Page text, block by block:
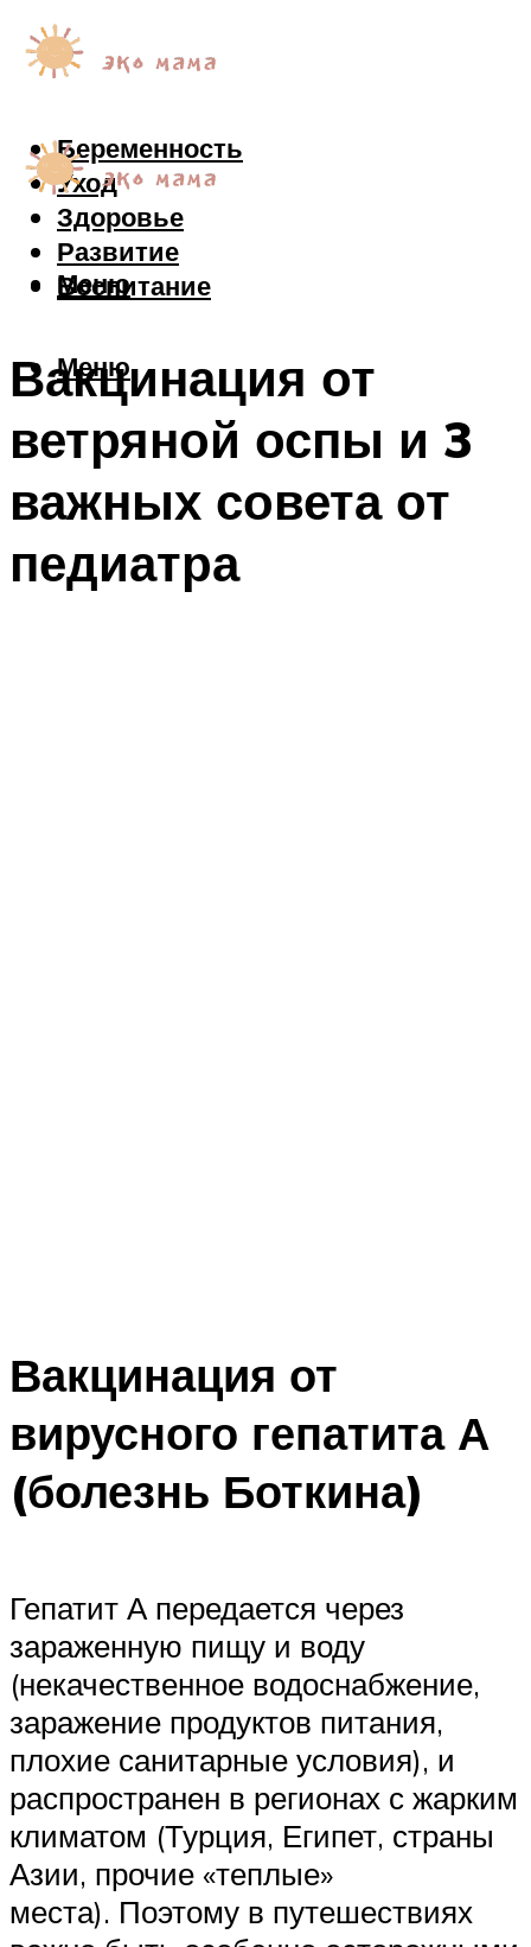
Беременность
Уход
Здоровье
Развитие
Воспитание
Меню
Меню
Вакцинация от
ветряной оспы и 3
важных совета от
педиатра
Вакцинация от
вирусного гепатита А
(болезнь Боткина)
Гепатит А передается через
зараженную пищу и воду
(некачественное водоснабжение,
заражение продуктов питания,
плохие санитарные условия), и
распространен в регионах с жарким
климатом (Турция, Египет, страны
Азии, прочие «теплые»
места). Поэтому в путешествиях